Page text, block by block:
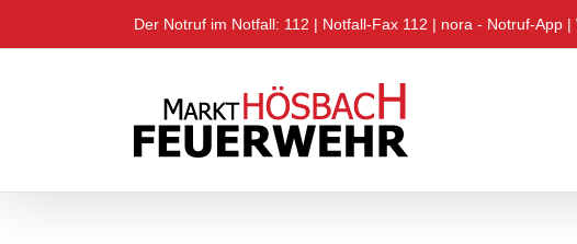
springen
Der Notruf im Notfall: 112 | Notfall-Fax 112 | nora - Notruf-App |